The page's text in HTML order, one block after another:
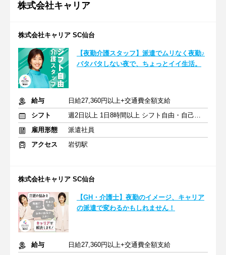
株式会社キャリア
株式会社キャリア SC仙台
【夜勤介護スタッフ】派遣でムリなく夜勤♪
バタバタしない夜で、ちょっとイイ生活。
給与
日給27,360円以上+交通費全額支給
シフト
週2日以上 1日8時間以上 シフト自由・自己申告
雇用形態
派遣社員
アクセス
岩切駅
株式会社キャリア SC仙台
【GH・介護士】夜勤のイメージ、キャリア
の派遣で変わるかもしれません！
給与
日給27,360円以上+交通費全額支給